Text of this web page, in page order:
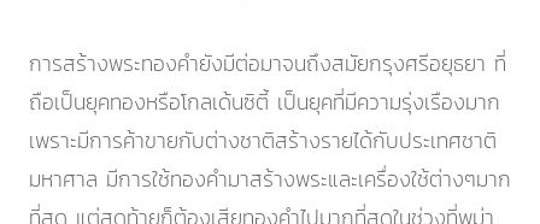
การสร้างพระทองคำยังมีต่อมาจนถึงสมัยกรุงศรีอยุธยา ที่
ถือเป็นยุคทองหรือโกลเด้นซิตี้ เป็นยุคที่มีความรุ่งเรืองมาก
เพราะมีการค้าขายกับต่างชาติสร้างรายได้กับประเทศชาติ
มหาศาล มีการใช้ทองคำมาสร้างพระและเครื่องใช้ต่างๆมาก
ที่สุด แต่สุดท้ายก็ต้องเสียทองคำไปมากที่สุดในช่วงที่พม่า